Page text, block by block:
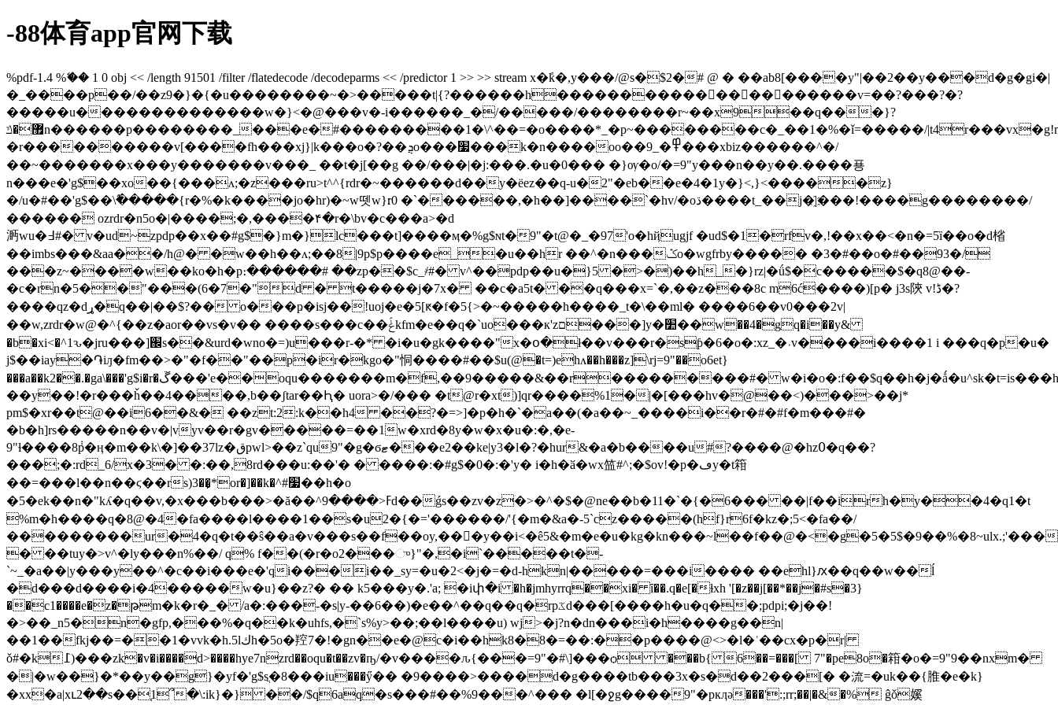
-88体育app官网下载
%pdf-1.4 %ޭ�� 1 0 obj << /length 91501 /filter /flatedecode /decodeparms << /predictor 1 >> >> stream x�ܽk�,y���/@s�$2�# @ � ��ab8[����y"|��2��y���d�g�gi�|
�_����p��/��z9�}�{�u��������~�>�����t|{?������h���������������������v=��?���?�?
�����u��������������w�}<�@���v�-i������_�/�����/��������r~��x9��q���}?
޿�ݿn������p��������_���e�#���������1�\^��=�o����*_�p~��������c�_��1�%�ǐ=�����/|t4r���vx�g!m����zz�_�7&!m��������$$����ti)s�z|~z����e>ӧ 1�k�k�b����t�����$��?
�r����������v[����fh���xj}|k���o�?��ܯo���׷���k�n����oo��߾�_9���xbiz������^�/
��~�������x���y�������v���_ ��t�j[��g ��/���|�j:���.�u�0��� �}ѹ�o/�=9"y���n��y��.����푱
n���e�'g$��xo��{���ʌ;�z���ru>t^^{rdr�~������d��y�ëez��q-u�2"�eb��e�4�1y�}<,}<�����z}
�/u�#��'g$��\߮�����{r�%�k����jo�hr)�~w뗏w}׃r0 �`������,�h��]����`�hv/�oڌ����t_��j�҈|���!����g��������/
������ ozrdr�n5o�|����;�,����۴�r�\bv�c���a>�d
㴐 wu�߃#� v�ud~zpdp��x��#g$�}m�}lc���t]����ӎ�%g$ɴt�9"�t@�_�97'o�hҋugjf �ud$�1�rfv�,!��x��<�n�=5ȉ��o�d㮐
��imbs���&aa��/h@� �w��h��ʌ;��8|9p$p����e_�u��hr ��^�n���ݣo�wgfrby����� �3�#��o�#��93�/
���z~����w��ko�h�p։������# ��zp��$c_҂#� v^��pdp��u�}5 �>�)��h_�}rz|�ǘ$�c�����$�q8@��-
�c�rn�5��"���(6�7�"d � t�����j�7x� ��c�a5t� ��q���x=`�,��z���8c m6ć����)[p� j3s陝 v!ڈ�?
����qz�dړ�q��|��$?�� o���ҏ�isj��!uoj�e�5[ԟ�f�5{>�~�����h����_t�\��ml� ����6� �v0���2v|
��w,zrdr�w@�^{��z�aor��vs�v�� ����s���c��ݟًkfm�e��q�`uo���к'zם���]y�׺��w��4�gq�i��y&
�b�xi<�^1ԅ�jru���]֌s��&urd�wno�=)u���r-�* �i�u�gk����"x�օ�ł��v���r�sƥ�6�o�:xz_�˒v����i����1 i ���q�p�u�
j$��iay�֏iԓ�fm��>�"�f��"��p�ir�kgo�"恫����#��$u(@�t=)ehʌ��h���z]\rj=9"��o6et}
���a��k2��.�ga\���'g$i�r�ڱ���'e��oqu�������m�f,��9�����&��r���������#� w�i�o�:f��$q��h�j�ǻ�u^sk�t=is���h��%�c]v<�٦��%uoҩ����gv�i��sk���4���4�q�0�d��9���"�%����dց2%k�p��n0��@��*���g���
��y��!�r���ȟ��4����,b��ʃtar��Ԧ� uora>�/��� �t@r�xt)]qr����%1�|�[���hv�@��<)���>��j*
pm$�xr��t@��i6��&� ��zt:2:k��h4 ��?�=>]�p�h�`�a��(�a��~_����i��r�#�#f�m���#�
�b�h]rs�����n��v�|vyv��r�gv�����=��1w�xrd�8y�w�x�u�:�,�e-
9"ɫ����8݃p�ӊ�m��k\�]��37lz�قpwl>��z`qu9"�g�ϭޓ���e2��ke|y3�l�?�hur&�a�b����u#?����@�hz߀�q��?
���;�:rd_6/x�3� �:��,8rd���u:��'� � ����:�#g$�0�:�'y� i�h�ӑ�wx笽#^;�$ov!�p�ڡy�t䈤
��=���l��n��ϛ��rs)3��̙*or�]��k�^#׷��h�o
�5�ek��n�"kʎ�q��v,�x���b���>�ă��^ߓ<����9d��ǵs��zv�z�>�^�$�@ne��b�11�`�{�6��� ��|f��irh�y��4�q1�t
%m�h����q�8@�4�fa����l����1��s�u2�{�='������/'{�m�&a�-5`cz�����(hf}r6f�kz�;5<�fa��/
���������ur�4�q�t��ŝ��a�v���s��f��oy,���y��i<�ê5&�m�e�u�kg�kn���~l��f��@�<�g�5�5$�9��%�8~ulx.;'���
� ��tuy�>v^�ly���n%��/ q% f��(�r�o2���ு}"�,�i`�����t�-
`~_�a��|y���y��^�c��i���e�'qi���i��_sy=�u�2<�j�=�d-hkn|�����=���i���� ��ehl}ԕ��q��w��ĺ
�d���d����i�4�����w�u}��z?� �� k5���y�.'a; �iփ�i �h�jmhyrrq��xi� ȋ��.q�e[�ɫxh '[�z��j[��*��j�#s�3}
��c1����e�z�թm�k�r�_� /a�:���-�s|y-��6��)�e��^��q��q�rpػd���[����h�u�q��;pdpi;�j��!
�>��_n5�n�gfp,���%�q��k�uhfs,�`s%y>��;��l����u) wj>�j?n�dn���i�h����g��n|
��1��fkj��=��1�vvk�h.5lكh�5o�羫7�!� gn��e�@c�i��hk8�8�=��:��p����@<>�l�ʿ��cx�p�r|
ǒ#�k߁)���zk�v�i����d>����hye7nzrd��oqu�t��zv�ҧ/�v����ԉ{���=9"�#\]���ѻ ���b{ 6��=���[ 7"�pe8o�䈤�o�=9"9��nxm�
�|�w��}�*��y��g}�yf�'g$sֲ�8���iu���ӳ�� �9����>����d�g����tb���3x�s�d��2���[� �流=�uk��{脽�e�k}
�xx�a|xւ2��s��֚1՞�\:ik}�} ��/$q6aq�s���#��%9���^��� �l[�ջg����9"�pкӆǝ���':;rr;��|�&�% ĝǒ㜎